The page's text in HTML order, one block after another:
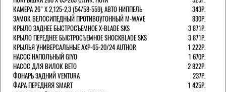
КАМЕРА 26" X 2,125-2,3 (54/58-559), АВТО НИППЕЛЬ
343Р.
ЗАМОК ВЕЛОСИПЕДНЫЙ ПРОТИВОУГОННЫЙ M-WAVE
830Р.
КРЫЛО ЗАДНЕЕ БЫСТРОСЪЕМНОЕ X-BLADE SKS
3 871Р.
КРЫЛО ПЕРЕДНЕЕ БЫСТРОСЪЕМНОЕ SHOCKBLADE SKS
3 871Р.
КРЫЛЬЯ УНИВЕРСАЛЬНЫЕ AXP-65-20/24 AUTHOR
1 222Р.
НАСОС НАПОЛЬНЫЙ GIYO
1 670Р.
НАСОС ДЛЯ ВИЛОК ВЕТО
2 822Р.
ФОНАРЬ ЗАДНИЙ VENTURA
237Р.
ФАРА ПЕРЕДНЯЯ SMART
1 425Р.